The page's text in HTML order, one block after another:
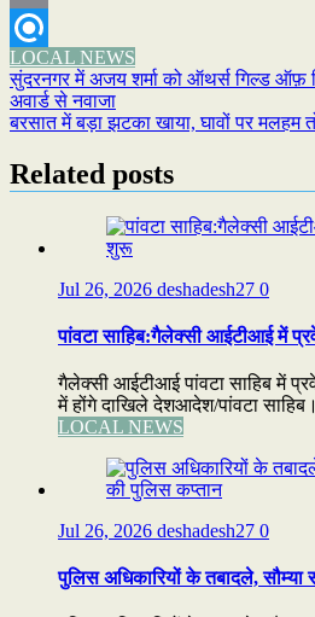
Email
Refind
LOCAL NEWS
Post
navigation
सुंदरनगर में अजय शर्मा को ऑथर्स गिल्ड ऑफ़
अवार्ड से नवाजा
बरसात में बड़ा झटका खाया, घावों पर मलहम
Related posts
Jul 26, 2026 deshadesh27 0
पांवटा साहिब:गैलेक्सी आईटीआई में
गैलेक्सी आईटीआई पांवटा साहिब में
में होंगे दाखिले देशआदेश/पांवटा
LOCAL NEWS
Jul 26, 2026 deshadesh27 0
पुलिस अधिकारियों के तबादले, सौम्या